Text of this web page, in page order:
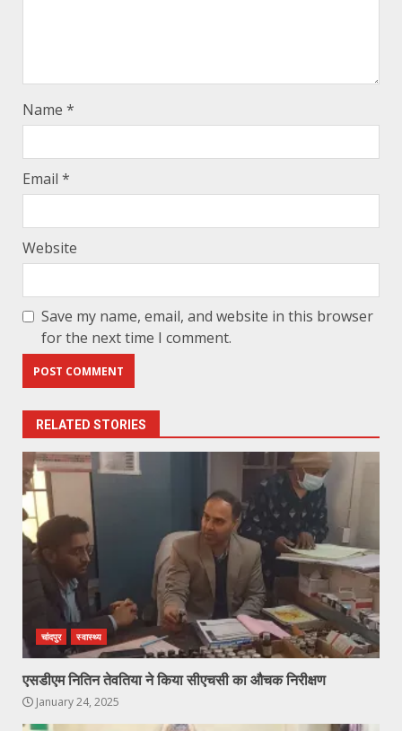
Name *
Email *
Website
Save my name, email, and website in this browser
for the next time I comment.
RELATED STORIES
चांदपुर स्वास्थ्य
एसडीएम नितिन तेवतिया ने किया सीएचसी का औचक निरीक्षण
January 24, 2025